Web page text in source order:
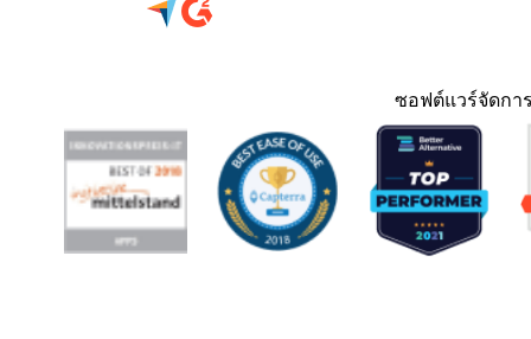
ซอฟต์แวร์จัดกา